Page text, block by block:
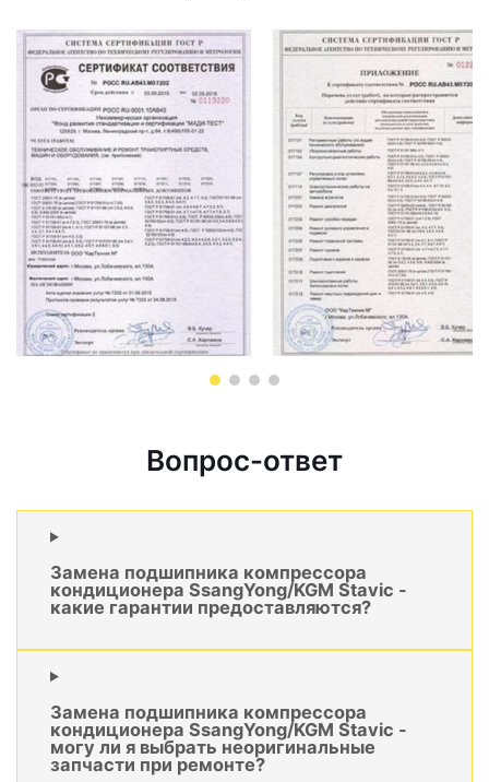
Вопрос-ответ
Замена подшипника компрессора
кондиционера SsangYong/KGM Stavic -
какие гарантии предоставляются?
Замена подшипника компрессора
кондиционера SsangYong/KGM Stavic -
могу ли я выбрать неоригинальные
запчасти при ремонте?